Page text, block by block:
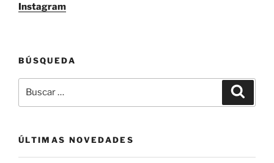
Instagram
BÚSQUEDA
por:
ÚLTIMAS NOVEDADES